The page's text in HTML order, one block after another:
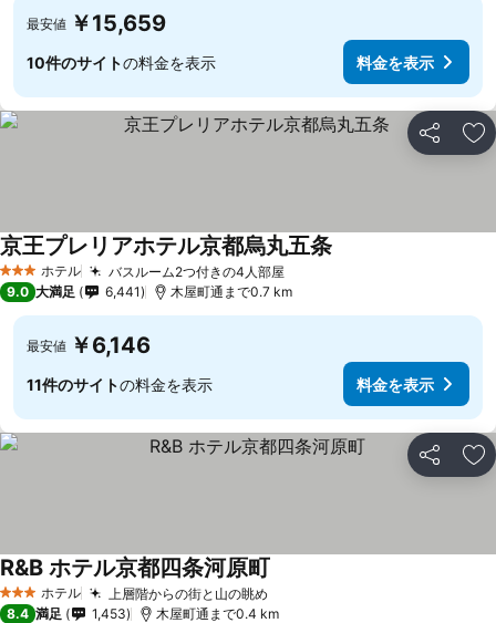
最安値 ￥15,659
10件のサイトの料金を表示 料金を表示
シェア お
3 ホテルのランク
ホテル バスルーム2つ付きの4人部屋
京王プレリアホテル京都烏丸五条
9.0 大満足 6,441 木屋町通まで0.7 km
最安値 ￥6,146
11件のサイトの料金を表示 料金を表示
シェア お
3 ホテルのランク
ホテル 上層階からの街と山の眺め
R&B ホテル京都四条河原町
8.4 満足 1,453 木屋町通まで0.4 km